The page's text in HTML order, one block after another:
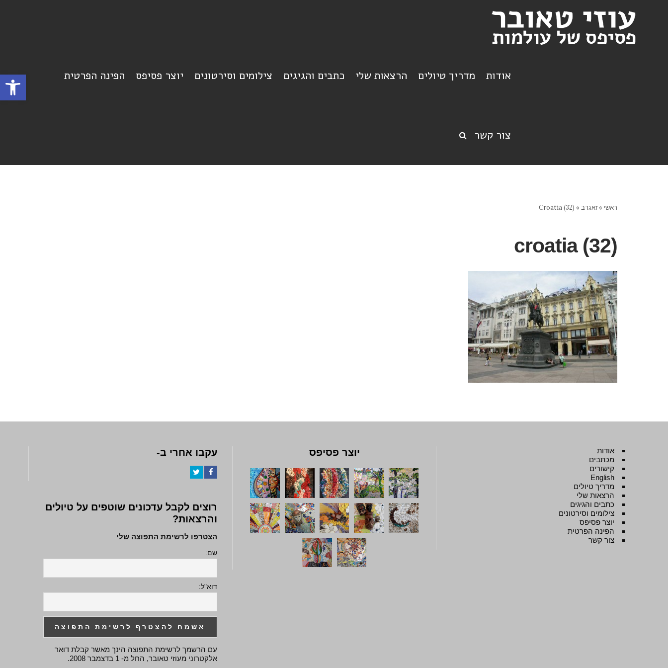
פתח אודות מדריך טיולים הרצאות שלי כתבים והגיגים צילומים וסירטונים יוצר פסיפס הפינה הפרטית
צור קשר
ראשי »זאגרב »
Croatia (32)
croatia (32)
אודות
מכתבים
קישורים
English
מדריך טיולים
הרצאות שלי
כתבים והגיגים
צילומים וסירטונים
יוצר פסיפס
הפינה הפרטית
צור קשר
יוצר פסיפס עקבו אחרי ב-
רוצים לקבל עדכונים שוטפים על טיולים
והרצאות?
הצטרפו לרשימת התפוצה שלי
שם:
דוא"ל:
עם הרשמך לרשימת התפוצה הינך מאשר קבלת דואר
אלקטרוני מעוזי טאובר, החל מ- 1 בדצמבר 2008.